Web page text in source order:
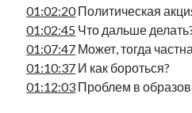
01:02:20Политическая
01:02:45 Что дальше
01:07:47 Может, тогда
01:10:37 И как бороться?
01:12:03 Проблем в